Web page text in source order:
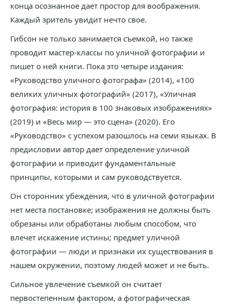
конца осознанное дает простор для воображения.
Каждый зритель увидит нечто свое.
Гибсон не только занимается съемкой, но также
проводит мастер-классы по уличной фотографии и
пишет о ней книги. Пока это четыре издания:
«Руководство уличного фотографа» (2014), «100
великих уличных фотографий» (2017), «Уличная
фотография: история в 100 знаковых изображениях»
(2019) и «Весь мир — это сцена» (2020). Его
«Руководство» с успехом разошлось на семи языках. В
предисловии автор дает определение уличной
фотографии и приводит фундаментальные
принципы, которыми и сам руководствуется.
Он сторонник убеждения, что в уличной фотографии
нет места постановке; изображения не должны быть
обрезаны или обработаны любым способом, что
влечет искажение истины; предмет уличной
фотографии — люди и признаки их существования в
нашем окружении, поэтому людей может и не быть.
Сильное увлечение съемкой он считает
первостепенным фактором, а фотографическая